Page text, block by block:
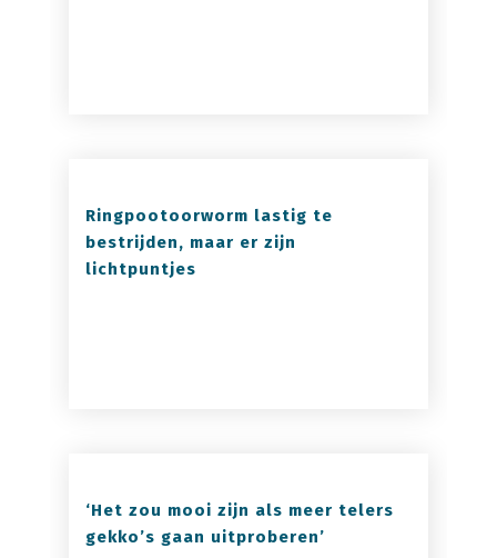
Ringpootoorworm lastig te
bestrijden, maar er zijn
lichtpuntjes
‘Het zou mooi zijn als meer telers
gekko’s gaan uitproberen’